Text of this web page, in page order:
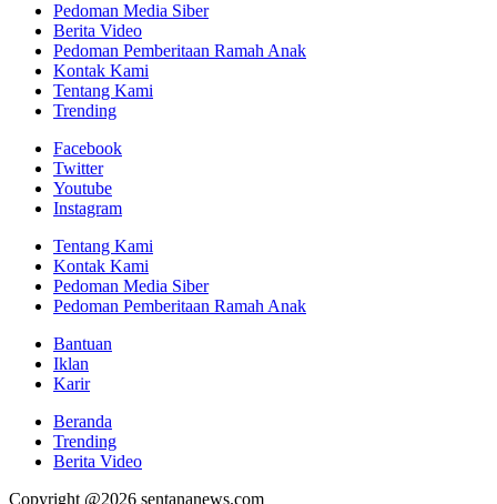
Pedoman Media Siber
Berita Video
Pedoman Pemberitaan Ramah Anak
Kontak Kami
Tentang Kami
Trending
Facebook
Twitter
Youtube
Instagram
Tentang Kami
Kontak Kami
Pedoman Media Siber
Pedoman Pemberitaan Ramah Anak
Bantuan
Iklan
Karir
Beranda
Trending
Berita Video
Copyright @2026 sentananews.com